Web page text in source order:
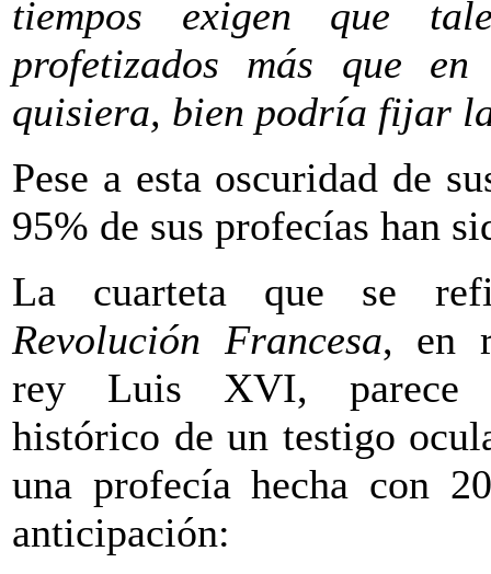
tiempos exigen que
profetizados más que
quisiera, bien podría fijar
Pese a esta oscuridad de
95% de sus profecías han
La cuarteta que se
Revolución Francesa, en
rey Luis XVI, parece
histórico de un testigo
una profecía hecha con
anticipación: